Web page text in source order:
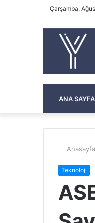
Çarşamba,
ANA SAYFA
Anasayfa
Teknoloji